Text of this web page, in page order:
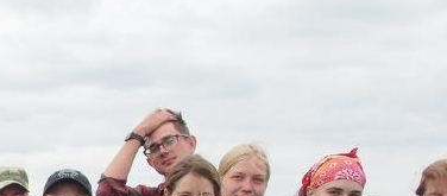
выбрать «умные» очки и как ими
пользоваться, чтобы не
нарушать закон